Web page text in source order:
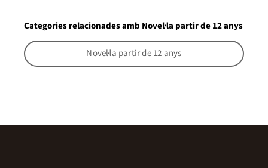
Categories relacionades amb Novel·la partir de 12 anys
Novel·la partir de 12 anys